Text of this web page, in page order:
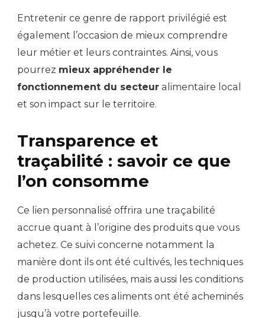
Entretenir ce genre de rapport privilégié est
également l’occasion de mieux comprendre
leur métier et leurs contraintes. Ainsi, vous
pourrez mieux appréhender le
fonctionnement du secteur alimentaire local
et son impact sur le territoire.
Transparence et
traçabilité : savoir ce que
l’on consomme
Ce lien personnalisé offrira une traçabilité
accrue quant à l’origine des produits que vous
achetez. Ce suivi concerne notamment la
manière dont ils ont été cultivés, les techniques
de production utilisées, mais aussi les conditions
dans lesquelles ces aliments ont été acheminés
jusqu’à votre portefeuille.